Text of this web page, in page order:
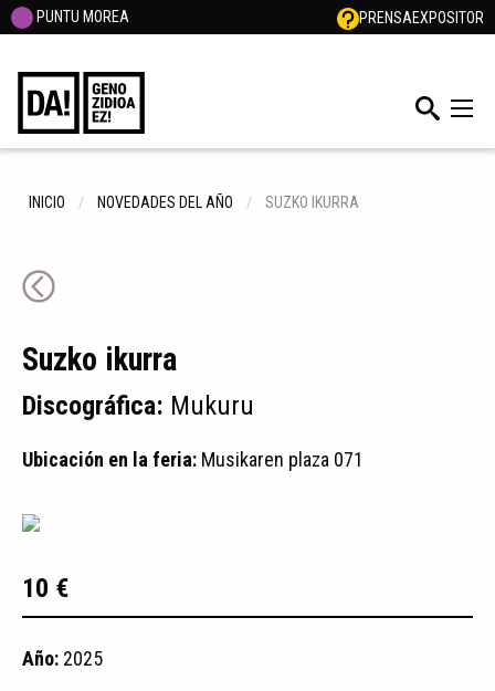
PUNTU MOREA PRENSAEXPOSITOR
INICIO NOVEDADES DEL AÑO SUZKO IKURRA
Suzko ikurra
Discográfica: Mukuru
Ubicación en la feria: Musikaren plaza 071
10 €
Año: 2025